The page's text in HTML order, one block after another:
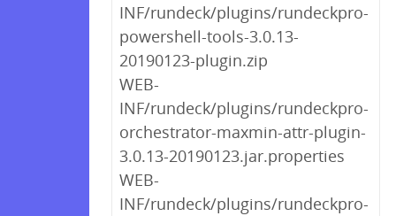
INF/rundeck/plugins/rundeckpro-
powershell-tools-3.0.13-
20190123-plugin.zip
WEB-
INF/rundeck/plugins/rundeckpro-
orchestrator-maxmin-attr-plugin-
3.0.13-20190123.jar.properties
WEB-
INF/rundeck/plugins/rundeckpro-